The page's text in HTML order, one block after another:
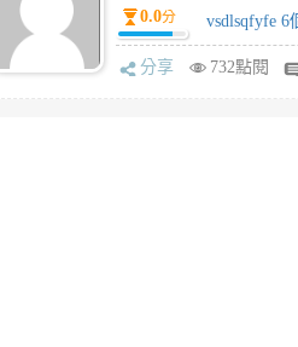
0.0分 vsdlsqfyfe 6
分享 732點閱